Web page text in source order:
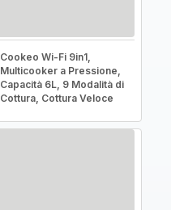
Cookeo Wi-Fi 9in1,
Multicooker a Pressione,
Capacità 6L, 9 Modalità di
Cottura, Cottura Veloce